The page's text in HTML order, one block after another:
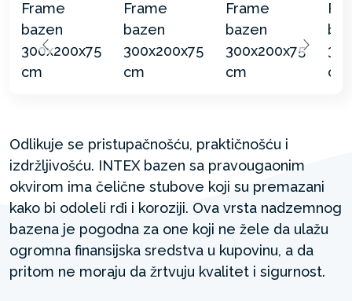
Odlikuje se pristupačnošću, praktičnošću i
izdržljivošću. INTEX bazen sa pravougaonim
okvirom ima čelične stubove koji su premazani
kako bi odoleli rđi i koroziji. Ova vrsta nadzemnog
bazena je pogodna za one koji ne žele da ulažu
ogromna finansijska sredstva u kupovinu, a da
pritom ne moraju da žrtvuju kvalitet i sigurnost.